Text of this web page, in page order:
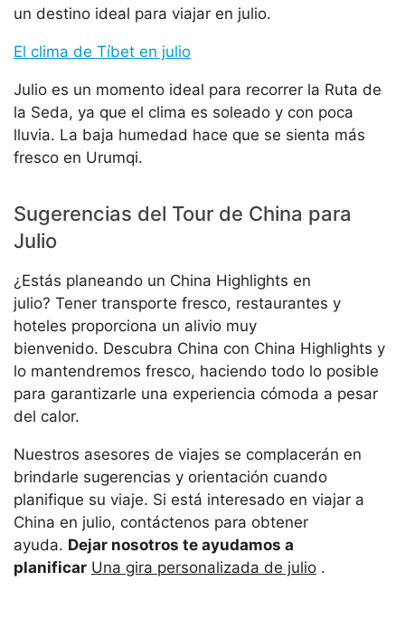
un destino ideal para viajar en julio.
El clima de Tíbet en julio
Julio es un momento ideal para recorrer la Ruta de
la Seda, ya que el clima es soleado y con poca
lluvia. La baja humedad hace que se sienta más
fresco en Urumqi.
Sugerencias del Tour de China para
Julio
¿Estás planeando un China Highlights en
julio? Tener transporte fresco, restaurantes y
hoteles proporciona un alivio muy
bienvenido. Descubra China con China Highlights y
lo mantendremos fresco, haciendo todo lo posible
para garantizarle una experiencia cómoda a pesar
del calor.
Nuestros asesores de viajes se complacerán en
brindarle sugerencias y orientación cuando
planifique su viaje. Si está interesado en viajar a
China en julio, contáctenos para obtener
ayuda. Dejar nosotros te ayudamos a
planificar Una gira personalizada de julio .